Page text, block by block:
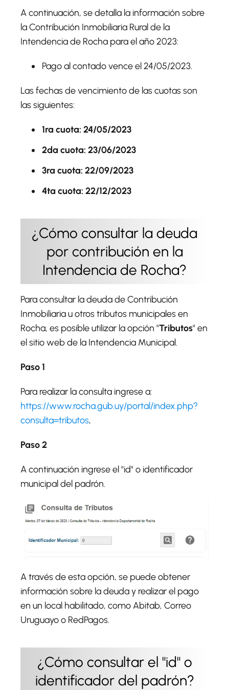
A continuación, se detalla la información sobre
la Contribución Inmobiliaria Rural de la
Intendencia de Rocha para el año 2023:
Pago al contado vence el 24/05/2023.
Las fechas de vencimiento de las cuotas son
las siguientes:
1ra cuota: 24/05/2023
2da cuota: 23/06/2023
3ra cuota: 22/09/2023
4ta cuota: 22/12/2023
¿Cómo consultar la deuda
por contribución en la
Intendencia de Rocha?
Para consultar la deuda de Contribución
Inmobiliaria u otros tributos municipales en
Rocha, es posible utilizar la opción "Tributos" en
el sitio web de la Intendencia Municipal.
Paso 1
Para realizar la consulta ingrese a:
https://www.rocha.gub.uy/portal/index.php?
consulta=tributos,
Paso 2
A continuación ingrese el "id" o identificador
municipal del padrón.
A través de esta opción, se puede obtener
información sobre la deuda y realizar el pago
en un local habilitado, como Abitab, Correo
Uruguayo o RedPagos.
¿Cómo consultar el "id" o
identificador del padrón?